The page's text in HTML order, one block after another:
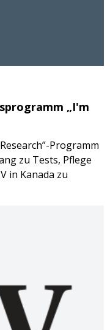
„I'm
Programm
zu Tests, Pflege
in Kanada zu